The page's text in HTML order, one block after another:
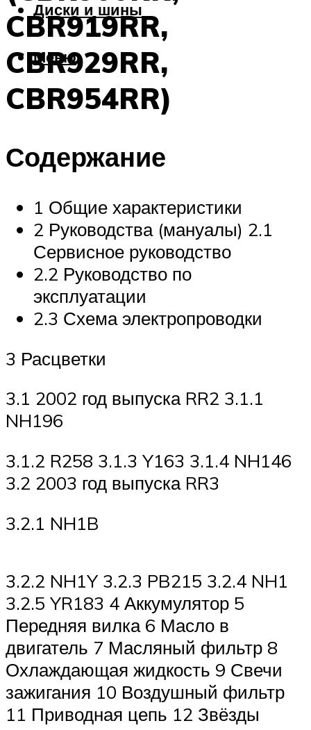
Диски и шины
Меню
CBR919RR,
CBR929RR,
CBR954RR)
Содержание
1 Общие характеристики
2 Руководства (мануалы) 2.1
Сервисное руководство
2.2 Руководство по
эксплуатации
2.3 Схема электропроводки
3 Расцветки
3.1 2002 год выпуска RR2 3.1.1
NH196
3.1.2 R258 3.1.3 Y163 3.1.4 NH146
3.2 2003 год выпуска RR3
3.2.1 NH1B
3.2.2 NH1Y 3.2.3 PB215 3.2.4 NH1
3.2.5 YR183 4 Аккумулятор 5
Передняя вилка 6 Масло в
двигатель 7 Масляный фильтр 8
Охлаждающая жидкость 9 Свечи
зажигания 10 Воздушный фильтр
11 Приводная цепь 12 Звёзды